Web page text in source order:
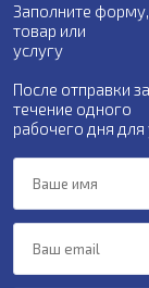
Заполните
товар или
услугу
После отправки
течение одного
рабочего дня